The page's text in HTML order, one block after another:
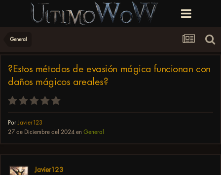
General
?Estos métodos de evasión mágica funcionan con
daños mágicos areales?
Por Javier123
27 de Diciembre del 2024 en General
Javier123